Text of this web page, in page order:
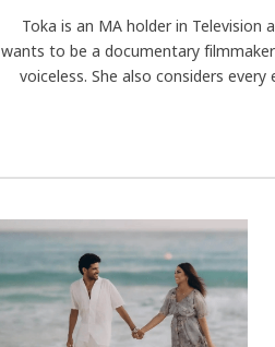
Toka is an MA holder in
wants to be a documentary
voiceless. She also considers